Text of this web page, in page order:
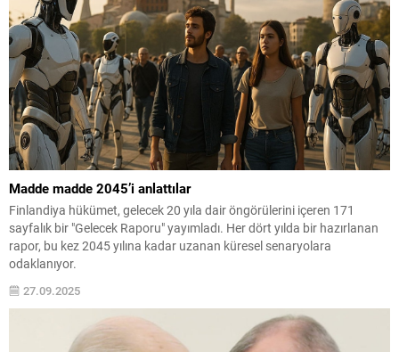
Madde madde 2045’i anlattılar
Finlandiya hükümet, gelecek 20 yıla dair öngörülerini içeren 171
sayfalık bir "Gelecek Raporu" yayımladı. Her dört yılda bir hazırlanan
rapor, bu kez 2045 yılına kadar uzanan küresel senaryolara
odaklanıyor.
27.09.2025